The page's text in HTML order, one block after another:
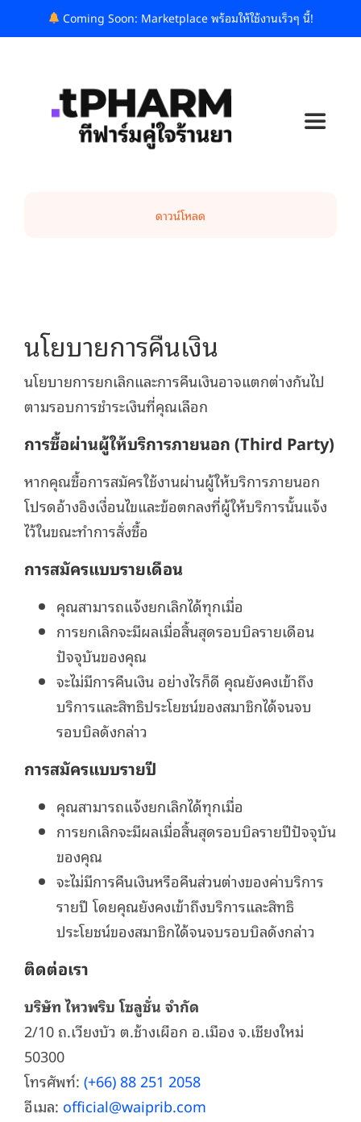
to
Coming Soon: Marketplace พร้อมให้ใช้งานเร็วๆ นี้!
Toggle
รู้จักเรา
ดาวน์โหลด
นโยบายการคืนเงิน
นโยบายการยกเลิกและการคืนเงินอาจแตกต่างกันไป
ตามรอบการชำระเงินที่คุณเลือก
การซื้อผ่านผู้ให้บริการภายนอก (Third Party)
หากคุณซื้อการสมัครใช้งานผ่านผู้ให้บริการภายนอก
โปรดอ้างอิงเงื่อนไขและข้อตกลงที่ผู้ให้บริการนั้นแจ้ง
ไว้ในขณะทำการสั่งซื้อ
การสมัครแบบรายเดือน
คุณสามารถแจ้งยกเลิกได้ทุกเมื่อ
การยกเลิกจะมีผลเมื่อสิ้นสุดรอบบิลรายเดือน
ปัจจุบันของคุณ
จะไม่มีการคืนเงิน อย่างไรก็ดี คุณยังคงเข้าถึง
บริการและสิทธิประโยชน์ของสมาชิกได้จนจบ
รอบบิลดังกล่าว
การสมัครแบบรายปี
คุณสามารถแจ้งยกเลิกได้ทุกเมื่อ
การยกเลิกจะมีผลเมื่อสิ้นสุดรอบบิลรายปีปัจจุบัน
ของคุณ
จะไม่มีการคืนเงินหรือคืนส่วนต่างของค่าบริการ
รายปี โดยคุณยังคงเข้าถึงบริการและสิทธิ
ประโยชน์ของสมาชิกได้จนจบรอบบิลดังกล่าว
ติดต่อเรา
บริษัท ไหวพริบ โซลูชั่น จำกัด
2/10 ถ.เวียงบัว​ ต.ช้างเผือก อ.เมือง จ.เชียงใหม่
50300
โทรศัพท์: (+66) 88 251 2058
อีเมล: official@waiprib.com